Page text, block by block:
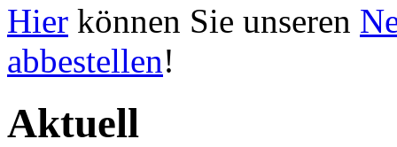
Hier können Sie unseren
abbestellen!
Aktuell